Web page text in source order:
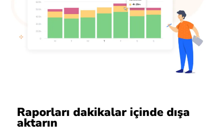
Raporları dakikalar içinde dışa
aktarın